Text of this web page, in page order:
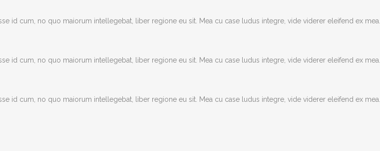
id cum, no quo maiorum intellegebat, liber regione eu sit. Mea cu case ludus integre, vide viderer eleifend ex
id cum, no quo maiorum intellegebat, liber regione eu sit. Mea cu case ludus integre, vide viderer eleifend ex
id cum, no quo maiorum intellegebat, liber regione eu sit. Mea cu case ludus integre, vide viderer eleifend ex